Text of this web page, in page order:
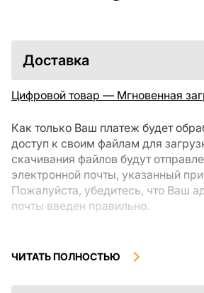
Доставка
Цифровой товар — Мгновенная
Как только Ваш платеж будет
доступ к своим файлам для
скачивания файлов будут
электронной почты, указанный
Пожалуйста, убедитесь, что Ваш
почты введен правильно.
загрузки, не подлежат возврату
ознакомиться с описанием товара
ЧИТАТЬ ПОЛНОСТЬЮ